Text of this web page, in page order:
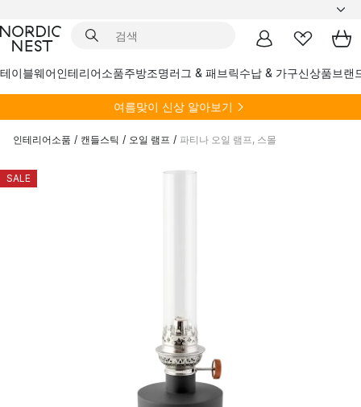
테이블웨어인테리어소품주방조명러그 & 패브릭수납 & 가구신상품브랜
여름맞이 신상 알아보기
인테리어소품 / 캔들스틱 / 오일 램프 / 파티나 오일 램프, 스몰
SALE